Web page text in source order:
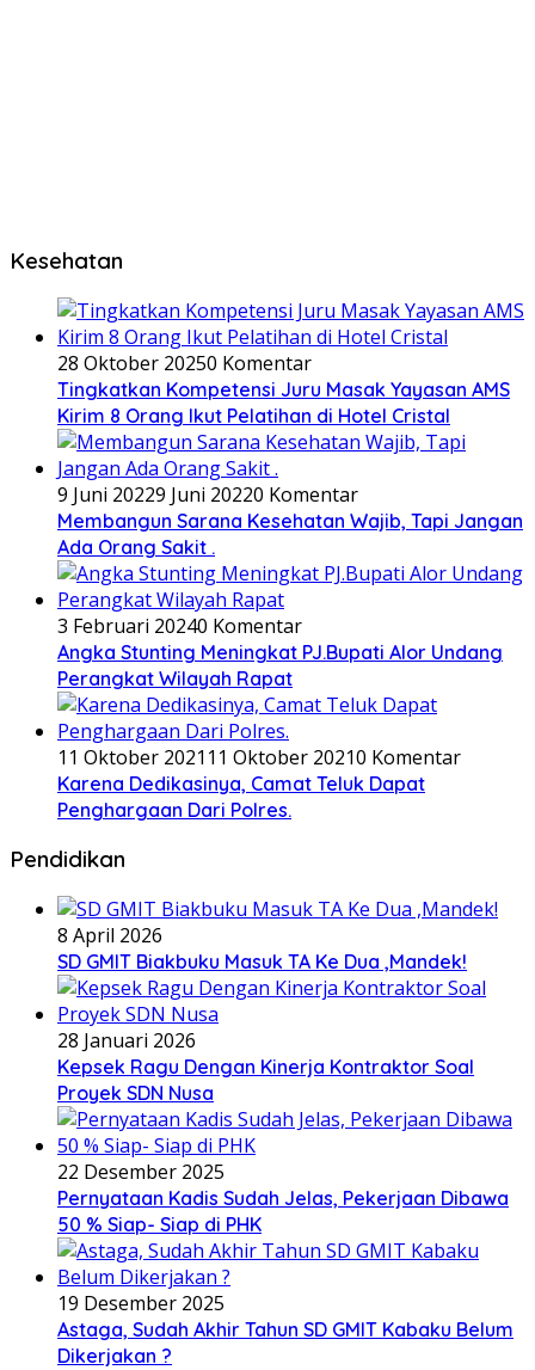
Kesehatan
28 Oktober 20250 Komentar
Tingkatkan Kompetensi Juru Masak Yayasan AMS
Kirim 8 Orang Ikut Pelatihan di Hotel Cristal
9 Juni 20229 Juni 20220 Komentar
Membangun Sarana Kesehatan Wajib, Tapi Jangan
Ada Orang Sakit .
3 Februari 20240 Komentar
Angka Stunting Meningkat PJ.Bupati Alor Undang
Perangkat Wilayah Rapat
11 Oktober 2021 11 Oktober 20210 Komentar
Karena Dedikasinya, Camat Teluk Dapat
Penghargaan Dari Polres.
Pendidikan
8 April 2026
SD GMIT Biakbuku Masuk TA Ke Dua ,Mandek!
28 Januari 2026
Kepsek Ragu Dengan Kinerja Kontraktor Soal
Proyek SDN Nusa
22 Desember 2025
Pernyataan Kadis Sudah Jelas, Pekerjaan Dibawa
50 % Siap- Siap di PHK
19 Desember 2025
Astaga, Sudah Akhir Tahun SD GMIT Kabaku Belum
Dikerjakan ?